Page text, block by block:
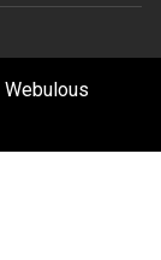
Webulous